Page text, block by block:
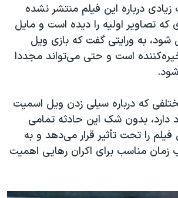
زیادی درباره این فیلم منتشر نشده
تصاویر اولیه را دیده است و مایل
به ورایتی گفت که بازی ویل
است و حتی می‌تواند مجددا
که‌ درباره سیلی زدن ویل اسمیت
بدون شک این حادثه تمامی
فیلم را تحت تأثیر قرار می‌دهد و به
زمان مناسب برای اکران رهایی اهمیت